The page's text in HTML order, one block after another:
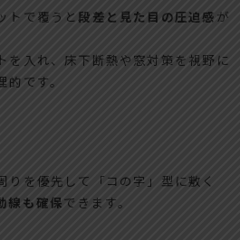
トで覆うと段差と見た目の圧迫感 が
入れ、床下断熱や窓対策を視野に
です。
を優先して「コの字」型に敷く
線も確保できます。